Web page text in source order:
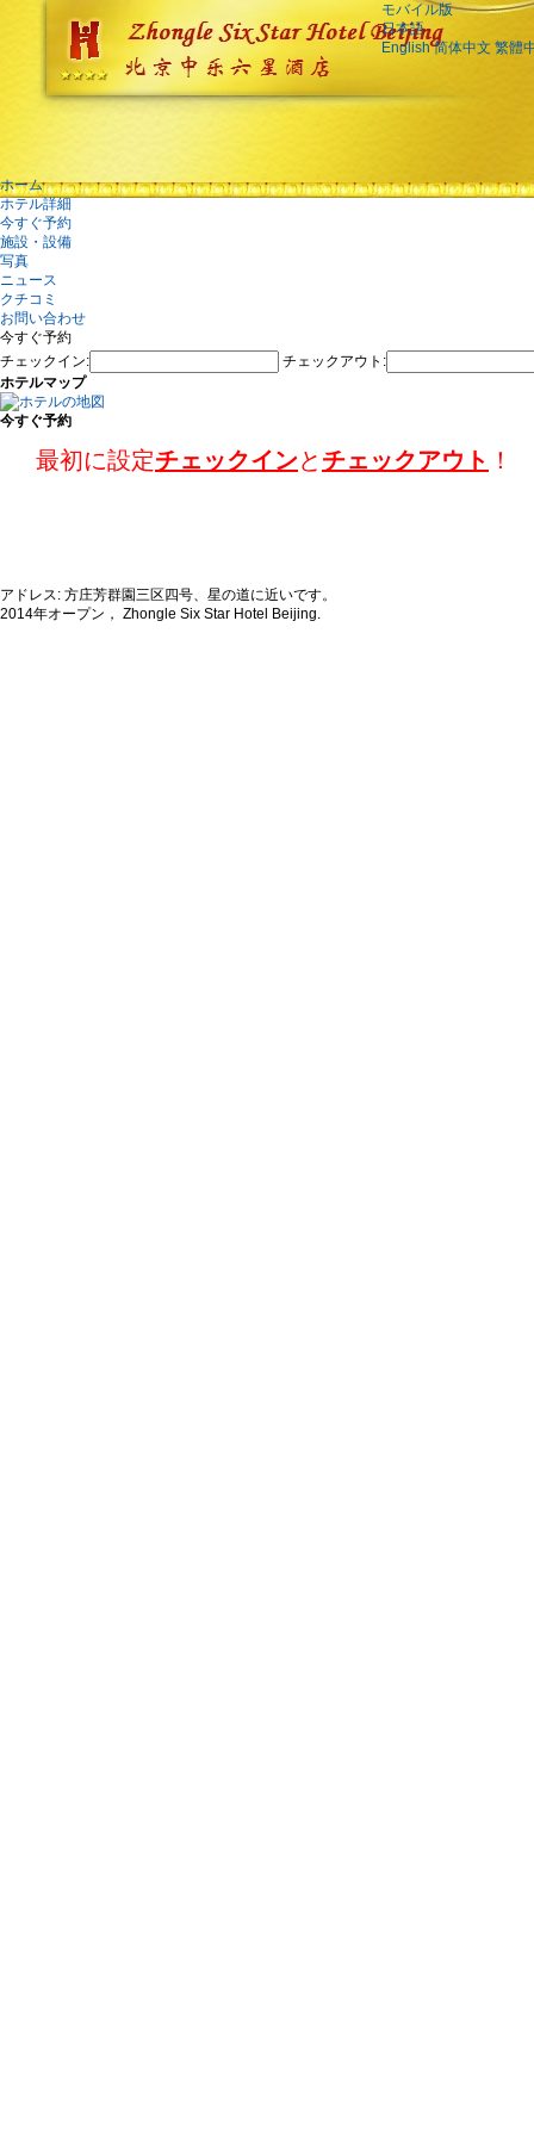
モバイル版
日本語
English 简体中文 繁體
ホーム
ホテル詳細
今すぐ予約
施設・設備
写真
ニュース
クチコミ
お問い合わせ
今すぐ予約
チェックイン:
チェックアウト:
ホテルマップ
今すぐ予約
最初に設定チェックインと チェックアウト ！
アドレス: 方庄芳群園三区四号、星の道に近いです。
2014年オープン， Zhongle Six Star Hotel Beijing.